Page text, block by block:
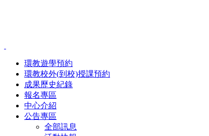
環教遊學預約
環教校外(到校)授課預約
成果歷史紀錄
報名專區
中心介紹
公告專區
全部訊息